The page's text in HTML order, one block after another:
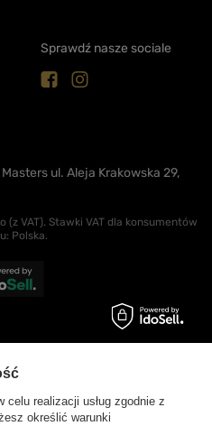
Sprawdź nasze sociale
ul. Aleja Krakowska 29,
(z VAT). Stawki VAT dla konsumentów
Polska.
realizacji usług zgodnie z
określić warunki